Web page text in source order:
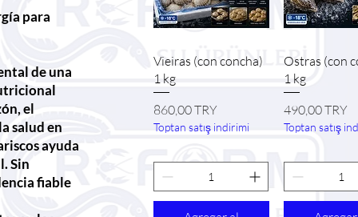
para
de una
el
salud en
ayuda
Sin
fiable
Vista rápida
Vieiras (con concha)
1 kg
Precio
860,00 TRY
Toptan satış indirimi
Vista
Ostras (con
1 kg
Precio
490,00 TRY
Toptan satış